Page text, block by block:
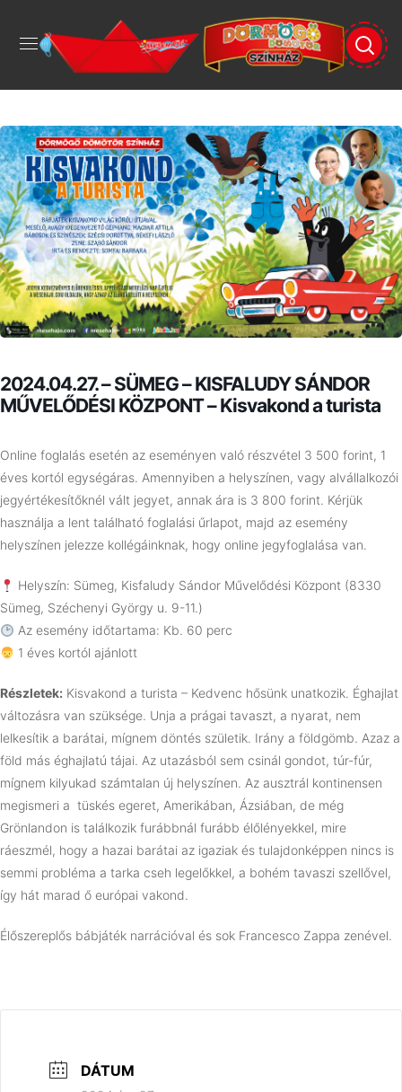
2024.04.27. – SÜMEG – KISFALUDY SÁNDOR
MŰVELŐDÉSI KÖZPONT – Kisvakond a turista
Online foglalás esetén az eseményen való részvétel 3 500 forint, 1
éves kortól egységáras. Amennyiben a helyszínen, vagy alvállalkozói
jegyértékesítőknél vált jegyet, annak ára is 3 800 forint. Kérjük
használja a lent található foglalási űrlapot, majd az esemény
helyszínen jelezze kollégáinknak, hogy online jegyfoglalása van.
Helyszín: Sümeg, Kisfaludy Sándor Művelődési Központ (8330
Sümeg, Széchenyi György u. 9-11.)
Az esemény időtartama: Kb. 60 perc
1 éves kortól ajánlott
Részletek: Kisvakond a turista – Kedvenc hősünk unatkozik. Éghajlat
változásra van szüksége. Unja a prágai tavaszt, a nyarat, nem
lelkesítik a barátai, mígnem döntés születik. Irány a földgömb. Azaz a
föld más éghajlatú tájai. Az utazásból sem csinál gondot, túr-fúr,
mígnem kilyukad számtalan új helyszínen. Az ausztrál kontinensen
megismeri a tüskés egeret, Amerikában, Ázsiában, de még
Grönlandon is találkozik furábbnál furább élőlényekkel, mire
ráeszmél, hogy a hazai barátai az igaziak és tulajdonképpen nincs is
semmi probléma a tarka cseh legelőkkel, a bohém tavaszi szellővel,
így hát marad ő európai vakond.
Élőszereplős bábjáték narrációval és sok Francesco Zappa zenével.
DÁTUM